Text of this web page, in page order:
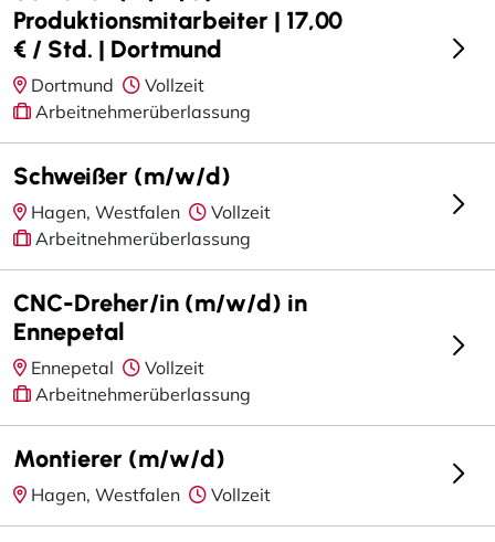
Produktionsmitarbeiter | 17,00
€ / Std. | Dortmund
Dortmund
Vollzeit
Arbeitnehmerüberlassung
Schweißer (m/w/d)
Hagen, Westfalen
Vollzeit
Arbeitnehmerüberlassung
CNC-Dreher/in (m/w/d) in
Ennepetal
Ennepetal
Vollzeit
Arbeitnehmerüberlassung
Montierer (m/w/d)
Hagen, Westfalen Vollzeit